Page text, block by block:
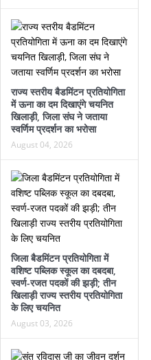
राज्य स्तरीय बैडमिंटन प्रतियोगिता
में ऊना का दम दिखाएंगे चयनित
खिलाड़ी, जिला संघ ने जताया
स्वर्णिम प्रदर्शन का भरोसा
August 04, 2026
जिला बैडमिंटन प्रतियोगिता में
वशिष्ट पब्लिक स्कूल का दबदबा,
स्वर्ण-रजत पदकों की झड़ी; तीन
खिलाड़ी राज्य स्तरीय प्रतियोगिता
के लिए चयनित
August 03, 2026